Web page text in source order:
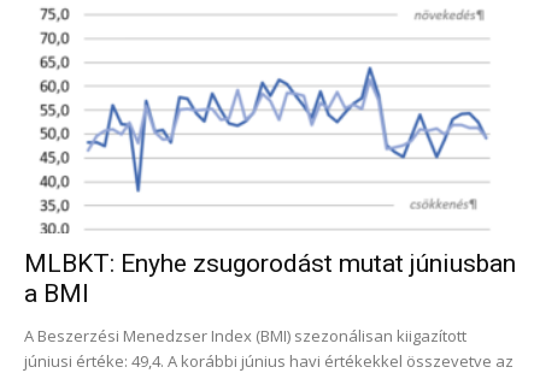
MLBKT: Enyhe zsugorodást mutat júniusban
a BMI
A Beszerzési Menedzser Index (BMI) szezonálisan kiigazított
júniusi értéke: 49,4. A korábbi június havi értékekkel összevetve az